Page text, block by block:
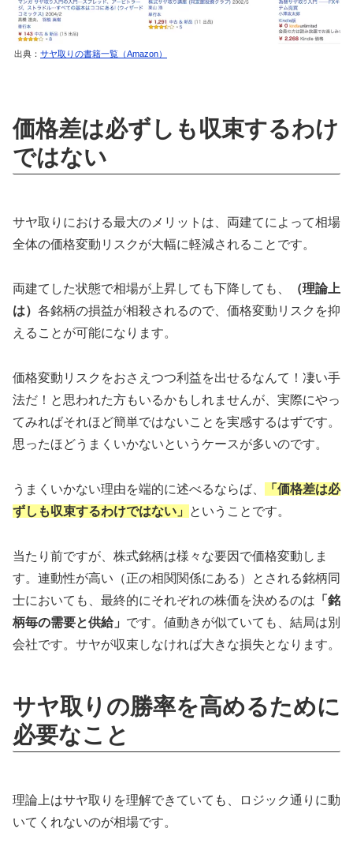
出典： サヤ取りの書籍一覧（Amazon）
価格差は必ずしも収束するわけ
ではない
サヤ取りにおける最大のメリットは、両建てによって相場
全体の価格変動リスクが大幅に軽減されることです。
両建てした状態で相場が上昇しても下降しても、
（理論上
は） 各銘柄の損益が相殺されるので、価格変動リスクを抑
えることが可能になります。
価格変動リスクをおさえつつ利益を出せるなんて！凄い手
法だ！と思われた方もいるかもしれませんが、実際にやっ
てみればそれほど簡単ではないことを実感するはずです。
思ったほどうまくいかないというケースが多いのです。
うまくいかない理由を端的に述べるならば、
「価格差は必
ずしも収束するわけではない」
ということです。
当たり前ですが、株式銘柄は様々な要因で価格変動しま
す。連動性が高い（正の相関関係にある）とされる銘柄同
士においても、最終的にそれぞれの株価を決めるのは 「銘
柄毎の需要と供給」 です。値動きが似ていても、結局は別
会社です。サヤが収束しなければ大きな損失となります。
サヤ取りの勝率を高めるために
必要なこと
理論上はサヤ取りを理解できていても、ロジック通りに動
いてくれないのが相場です。